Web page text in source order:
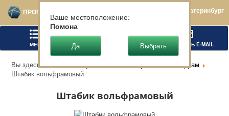
ПРОМТЕХСТАЛЬ Екатеринбург
МЕНЮ НАПИСАТЬ E-MAIL
Вы здесь: Главная Цветной металлопрокат
Вольфрам
Штабик вольфрамовый
Штабик вольфрамовый
Ваше местоположение:
Помона